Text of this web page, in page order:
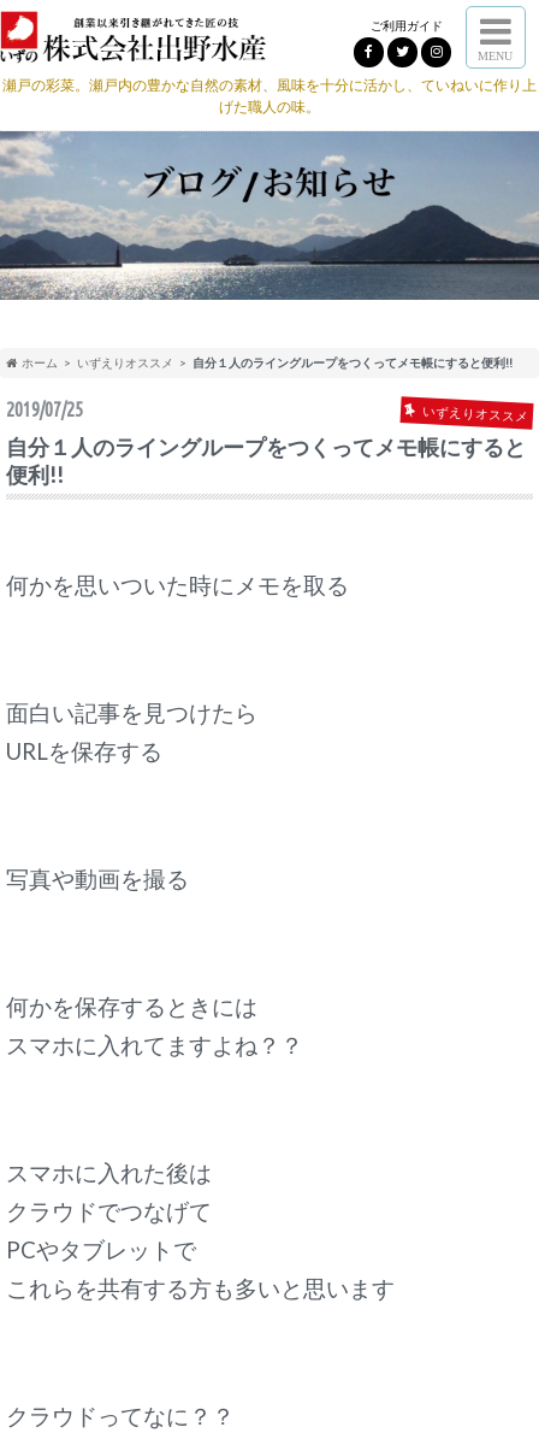
ご利用ガイド
MENU
瀬戸の彩菜。瀬戸内の豊かな自然の素材、風味を十分に活かし、ていねいに作り上
げた職人の味。
ホーム いずえりオススメ 自分１人のライングループをつくってメモ帳にすると便利!!
2019/07/25 いずえりオススメ
自分１人のライングループをつくってメモ帳にすると
便利!!
何かを思いついた時にメモを取る
面白い記事を見つけたら
URLを保存する
写真や動画を撮る
何かを保存するときには
スマホに入れてますよね？？
スマホに入れた後は
クラウドでつなげて
PCやタブレットで
これらを共有する方も多いと思います
クラウドってなに？？